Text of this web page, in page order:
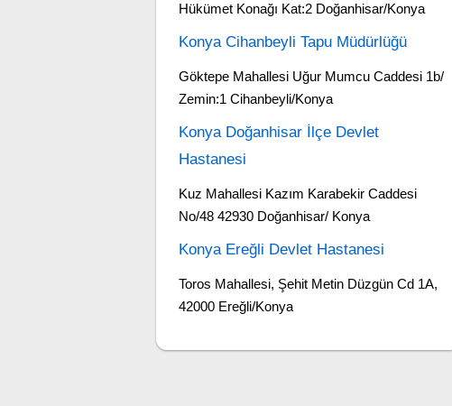
Hükümet Konağı Kat:2 Doğanhisar/Konya
Konya Cihanbeyli Tapu Müdürlüğü
Göktepe Mahallesi Uğur Mumcu Caddesi 1b/
Zemin:1 Cihanbeyli/Konya
Konya Doğanhisar İlçe Devlet
Hastanesi
Kuz Mahallesi Kazım Karabekir Caddesi
No/48 42930 Doğanhisar/ Konya
Konya Ereğli Devlet Hastanesi
Toros Mahallesi, Şehit Metin Düzgün Cd 1A,
42000 Ereğli/Konya